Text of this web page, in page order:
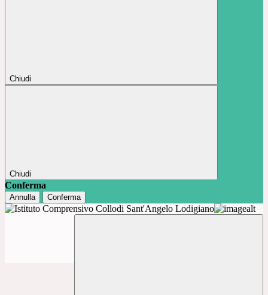
Chiudi
Chiudi
Conferma
Annulla Conferma